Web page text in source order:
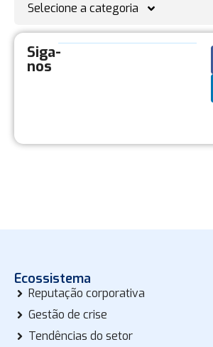
Selecione a categoria
Siga-
nos
Ecossistema
Reputação corporativa
Gestão de crise
Tendências do setor